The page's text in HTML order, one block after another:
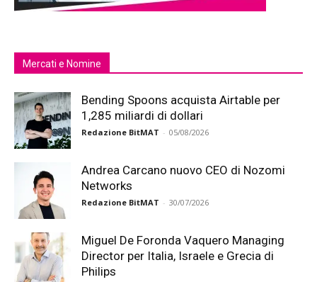
Mercati e Nomine
Bending Spoons acquista Airtable per
1,285 miliardi di dollari
Redazione BitMAT - 05/08/2026
Andrea Carcano nuovo CEO di Nozomi
Networks
Redazione BitMAT - 30/07/2026
Miguel De Foronda Vaquero Managing
Director per Italia, Israele e Grecia di
Philips